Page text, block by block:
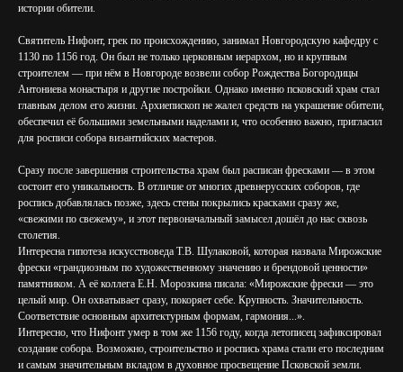
истории обители.
Святитель Нифонт, грек по происхождению, занимал Новгородскую кафедру с
1130 по 1156 год. Он был не только церковным иерархом, но и крупным
строителем — при нём в Новгороде возвели собор Рождества Богородицы
Антониева монастыря и другие постройки. Однако именно псковский храм стал
главным делом его жизни. Архиепископ не жалел средств на украшение обители,
обеспечил её большими земельными наделами и, что особенно важно, пригласил
для росписи собора византийских мастеров.
Сразу после завершения строительства храм был расписан фресками — в этом
состоит его уникальность. В отличие от многих древнерусских соборов, где
роспись добавлялась позже, здесь стены покрылись красками сразу же,
«свежими по свежему», и этот первоначальный замысел дошёл до нас сквозь
столетия.
Интересна гипотеза искусствоведа Т.В. Шулаковой, которая назвала Мирожские
фрески «грандиозным по художественному значению и брендовой ценности»
памятником. А её коллега Е.Н. Морозкина писала: «Мирожские фрески — это
целый мир. Он охватывает сразу, покоряет себе. Крупность. Значительность.
Соответствие основным архитектурным формам, гармония...».
Интересно, что Нифонт умер в том же 1156 году, когда летописец зафиксировал
создание собора. Возможно, строительство и роспись храма стали его последним
и самым значительным вкладом в духовное просвещение Псковской земли.